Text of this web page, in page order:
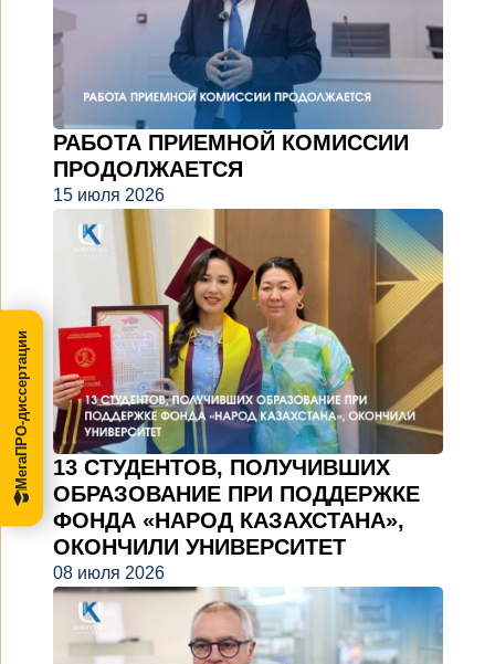
РАБОТА ПРИЕМНОЙ КОМИССИИ
ПРОДОЛЖАЕТСЯ
15 июля 2026
13 СТУДЕНТОВ, ПОЛУЧИВШИХ
ОБРАЗОВАНИЕ ПРИ ПОДДЕРЖКЕ
ФОНДА «НАРОД КАЗАХСТАНА»,
ОКОНЧИЛИ УНИВЕРСИТЕТ
08 июля 2026
МегаПРО-диссертации